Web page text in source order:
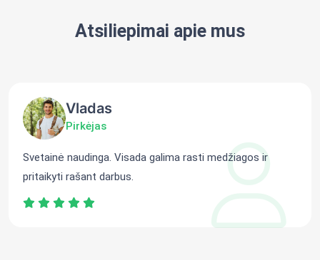
Atsiliepimai apie mus
Vladas
Pirkėjas
Svetainė naudinga. Visada galima rasti medžiagos ir
pritaikyti rašant darbus.